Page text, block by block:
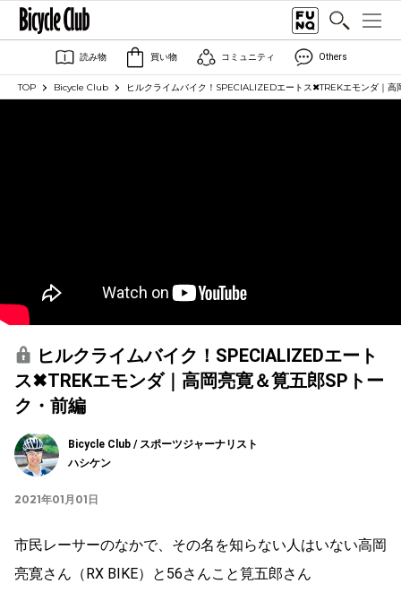
読み物 買い物 コミュニティ Others
TOP Bicycle Club ヒルクライムバイク！SPECIALIZEDエートス✖TREKエモンダ｜高
ヒルクライムバイク！SPECIALIZEDエート
ス✖TREKエモンダ｜高岡亮寛＆筧五郎SPトー
ク・前編
Bicycle Club / スポーツジャーナリスト
ハシケン
2021年01月01日
市民レーサーのなかで、その名を知らない人はいない高岡
亮寛さん（RX BIKE）と56さんこと筧五郎さん